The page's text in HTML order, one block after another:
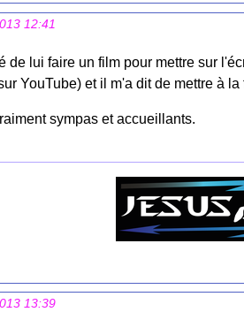
12:41
de lui faire un film pour mettre sur
YouTube) et il m'a dit de mettre à
sympas et accueillants.
13:39